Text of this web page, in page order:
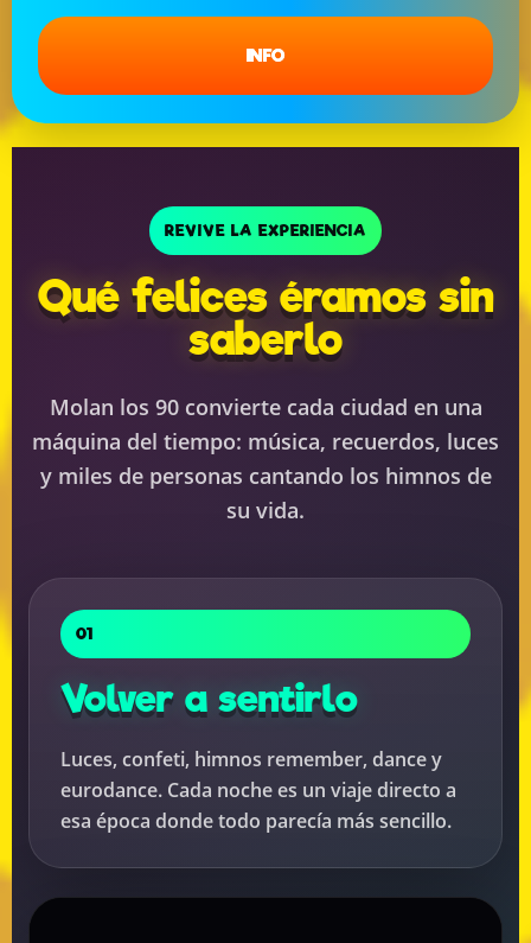
INFO
REVIVE LA EXPERIENCIA
Qué felices éramos sin
saberlo
Molan los 90 convierte cada ciudad en una
máquina del tiempo: música, recuerdos, luces
y miles de personas cantando los himnos de
su vida.
01
Volver a sentirlo
Luces, confeti, himnos remember, dance y
eurodance. Cada noche es un viaje directo a
esa época donde todo parecía más sencillo.